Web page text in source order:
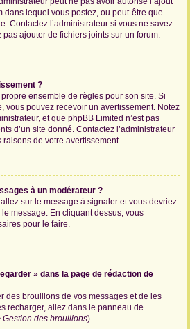
dans lequel vous postez, ou peut-être que
Contactez l’administrateur si vous ne savez
ajouter de fichiers joints sur un forum.
?
ensemble de règles pour son site. Si
vous pouvez recevoir un avertissement. Notez
et que phpBB Limited n’est pas
d’un site donné. Contactez l’administrateur
de votre avertissement.
à un modérateur ?
sur le message à signaler et vous devriez
message. En cliquant dessus, vous
pour le faire.
» dans la page de rédaction de
des brouillons de vos messages et de les
recharger, allez dans le panneau de
Gestion des brouillons).